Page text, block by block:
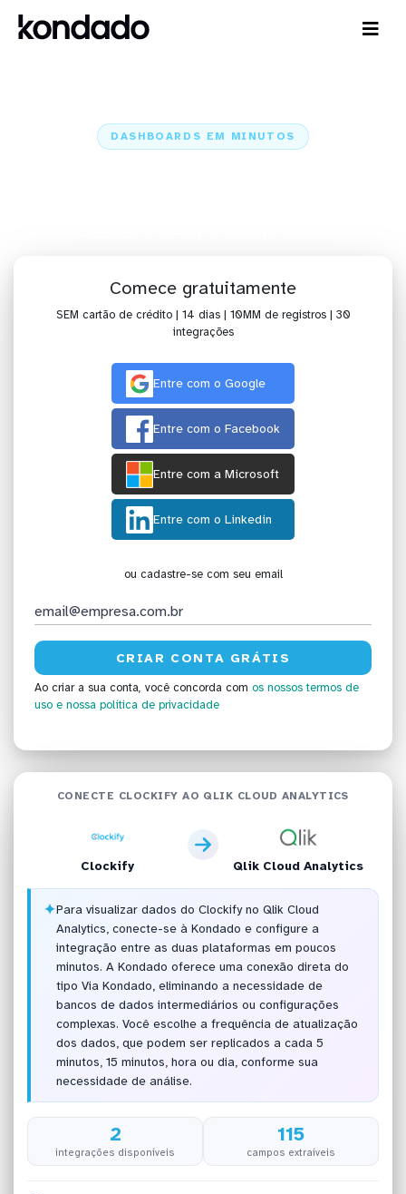
DASHBOARDS EM MINUTOS
Comece gratuitamente
SEM cartão de crédito | 14 dias | 10MM de registros | 30
integrações
Entre com o Google
Entre com o Facebook
Entre com a Microsoft
Entre com o Linkedin
ou cadastre-se com seu email
Ao criar a sua conta, você concorda com os nossos termos de
uso e nossa política de privacidade
CONECTE CLOCKIFY AO QLIK CLOUD ANALYTICS
Clockify Qlik Cloud Analytics
✦Para visualizar dados do Clockify no Qlik Cloud
Analytics, conecte-se à Kondado e configure a
integração entre as duas plataformas em poucos
minutos. A Kondado oferece uma conexão direta do
tipo Via Kondado, eliminando a necessidade de
bancos de dados intermediários ou configurações
complexas. Você escolhe a frequência de atualização
dos dados, que podem ser replicados a cada 5
minutos, 15 minutos, hora ou dia, conforme sua
necessidade de análise.
2
integrações disponíveis
115
campos extraíveis